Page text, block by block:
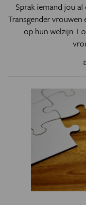
Sprak iemand jou al
Transgender
op hun welzijn.